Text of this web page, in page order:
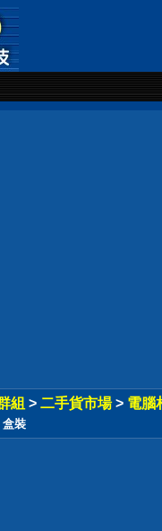
組 > 二手貨市場 > 電腦
盒裝